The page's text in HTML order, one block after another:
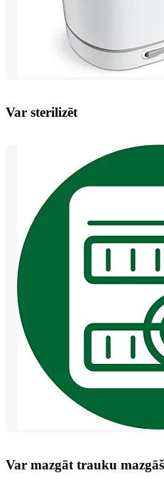
Var sterilizēt
Var mazgāt trauku